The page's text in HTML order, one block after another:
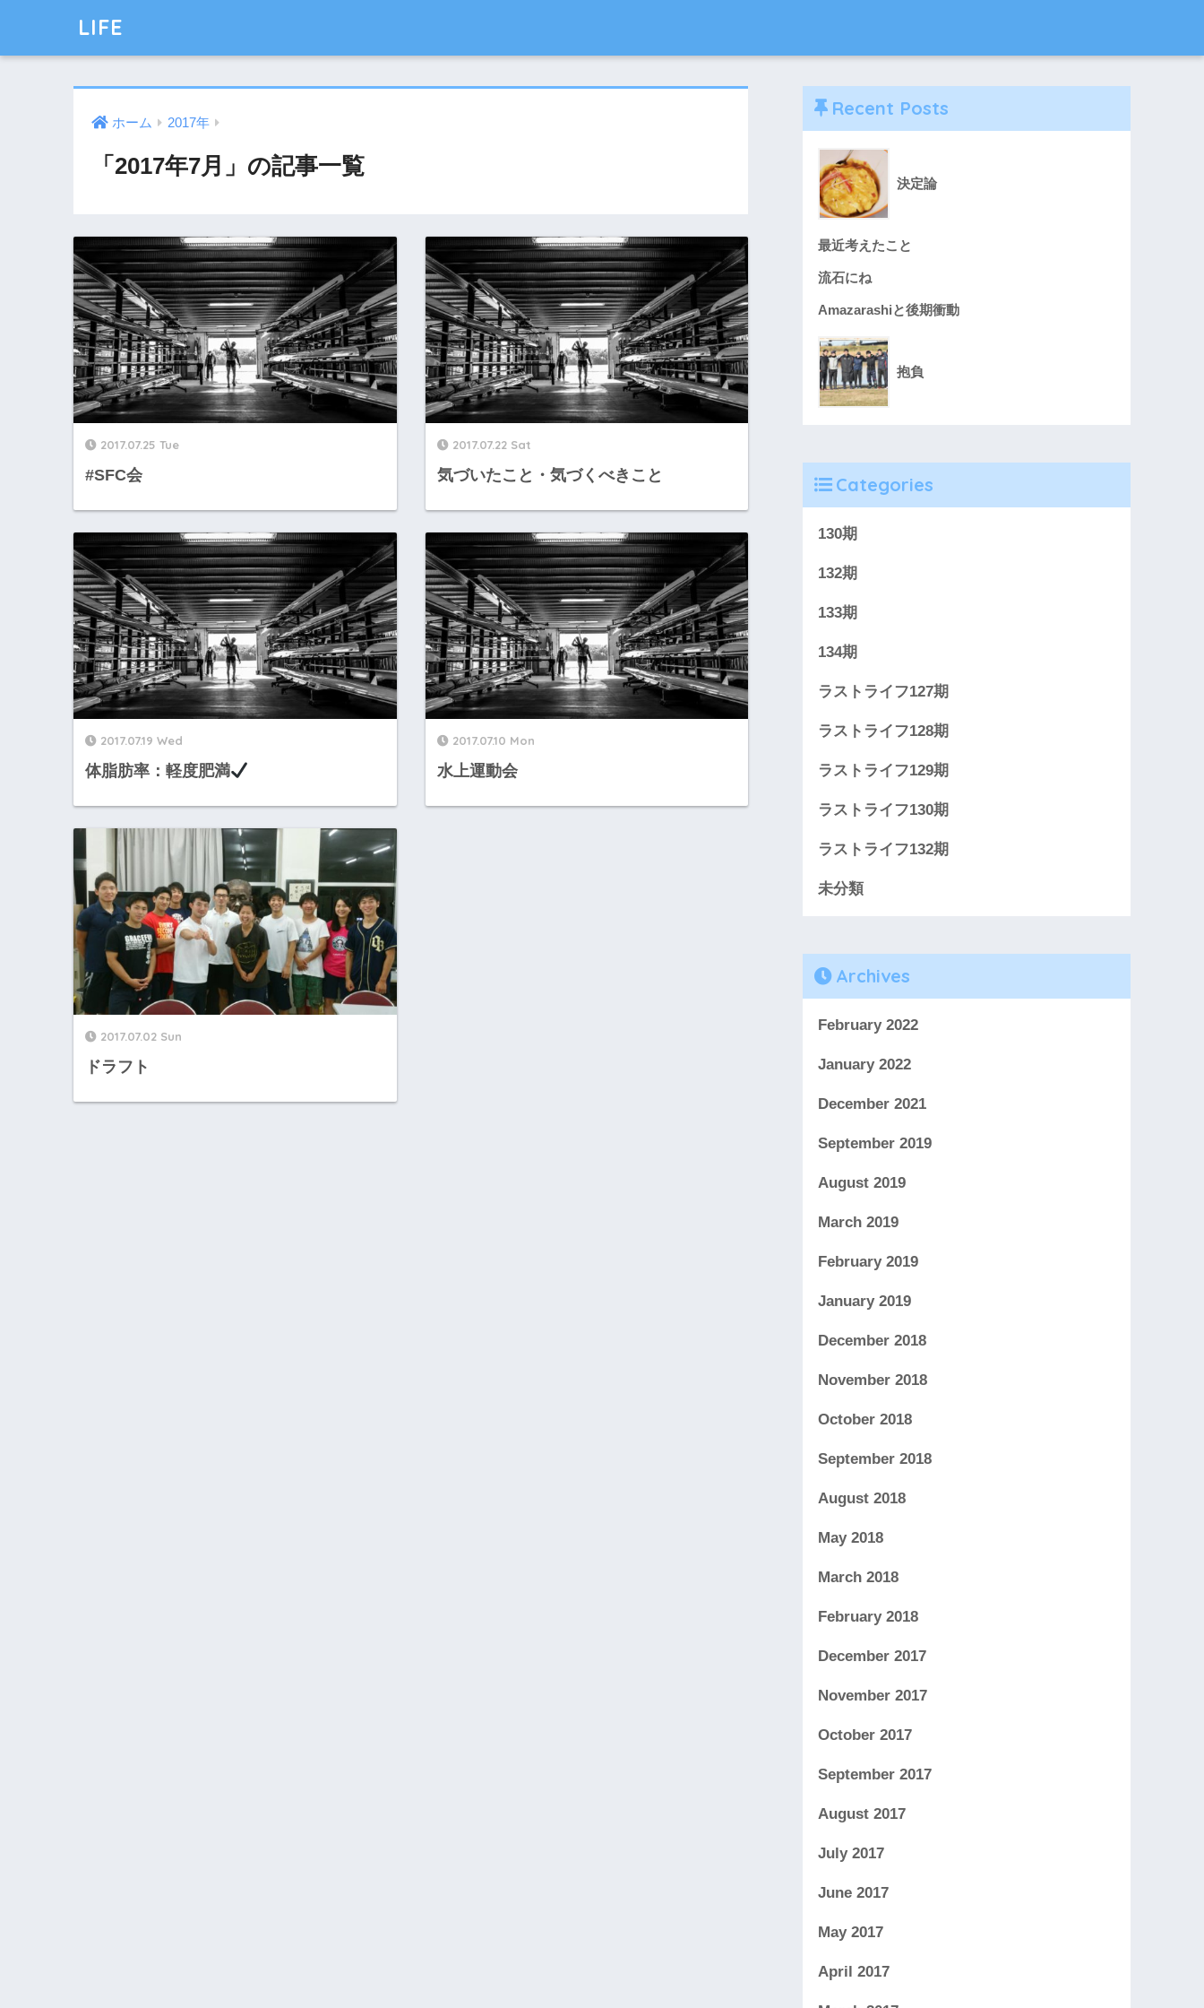
LIFE
ホーム 2017年
「2017年7月」の記事一覧
2017.07.25 Tue
#SFC会
2017.07.22 Sat
気づいたこと・気づくべきこと
2017.07.19 Wed
体脂肪率：軽度肥満
2017.07.10 Mon
水上運動会
2017.07.02 Sun
ドラフト
Recent Posts
決定論
最近考えたこと
流石にね
Amazarashiと後期衝動
抱負
Categories
130期
132期
133期
134期
ラストライフ127期
ラストライフ128期
ラストライフ129期
ラストライフ130期
ラストライフ132期
未分類
Archives
February 2022
January 2022
December 2021
September 2019
August 2019
March 2019
February 2019
January 2019
December 2018
November 2018
October 2018
September 2018
August 2018
May 2018
March 2018
February 2018
December 2017
November 2017
October 2017
September 2017
August 2017
July 2017
June 2017
May 2017
April 2017